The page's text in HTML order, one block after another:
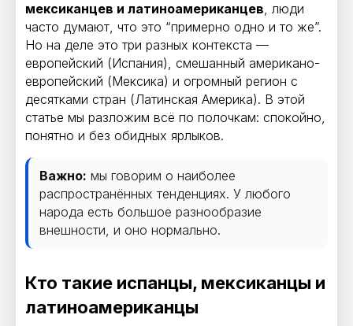
мексиканцев и латиноамериканцев, люди
часто думают, что это “примерно одно и то же”.
Но на деле это три разных контекста —
европейский (Испания), смешанный американо-
европейский (Мексика) и огромный регион с
десятками стран (Латинская Америка). В этой
статье мы разложим всё по полочкам: спокойно,
понятно и без обидных ярлыков.
Важно: мы говорим о наиболее
распространённых тенденциях. У любого
народа есть большое разнообразие
внешности, и оно нормально.
Кто такие испанцы, мексиканцы и
латиноамериканцы